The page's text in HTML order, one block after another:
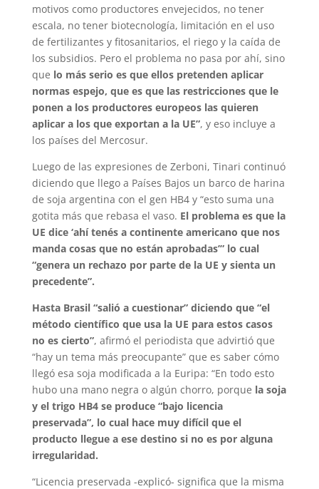
motivos como productores envejecidos, no tener
escala, no tener biotecnología, limitación en el uso
de fertilizantes y fitosanitarios, el riego y la caída de
los subsidios. Pero el problema no pasa por ahí, sino
que lo más serio es que ellos pretenden aplicar
normas espejo, que es que las restricciones que le
ponen a los productores europeos las quieren
aplicar a los que exportan a la UE”, y eso incluye a
los países del Mercosur.
Luego de las expresiones de Zerboni, Tinari continuó
diciendo que llego a Países Bajos un barco de harina
de soja argentina con el gen HB4 y “esto suma una
gotita más que rebasa el vaso. El problema es que la
UE dice ‘ahí tenés a continente americano que nos
manda cosas que no están aprobadas’” lo cual
“genera un rechazo por parte de la UE y sienta un
precedente”.
Hasta Brasil “salió a cuestionar” diciendo que “el
método científico que usa la UE para estos casos
no es cierto”, afirmó el periodista que advirtió que
“hay un tema más preocupante” que es saber cómo
llegó esa soja modificada a la Euripa: “En todo esto
hubo una mano negra o algún chorro, porque la soja
y el trigo HB4 se produce “bajo licencia
preservada”, lo cual hace muy difícil que el
producto llegue a ese destino si no es por alguna
irregularidad.
“Licencia preservada -explicó- significa que la misma